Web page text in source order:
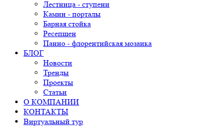
Лестница - ступени
Камин - порталы
Барная стойка
Ресепшен
Панно - флорентийская мозаика
БЛОГ
Новости
Тренды
Проекты
Статьи
О КОМПАНИИ
КОНТАКТЫ
Виртуальный тур